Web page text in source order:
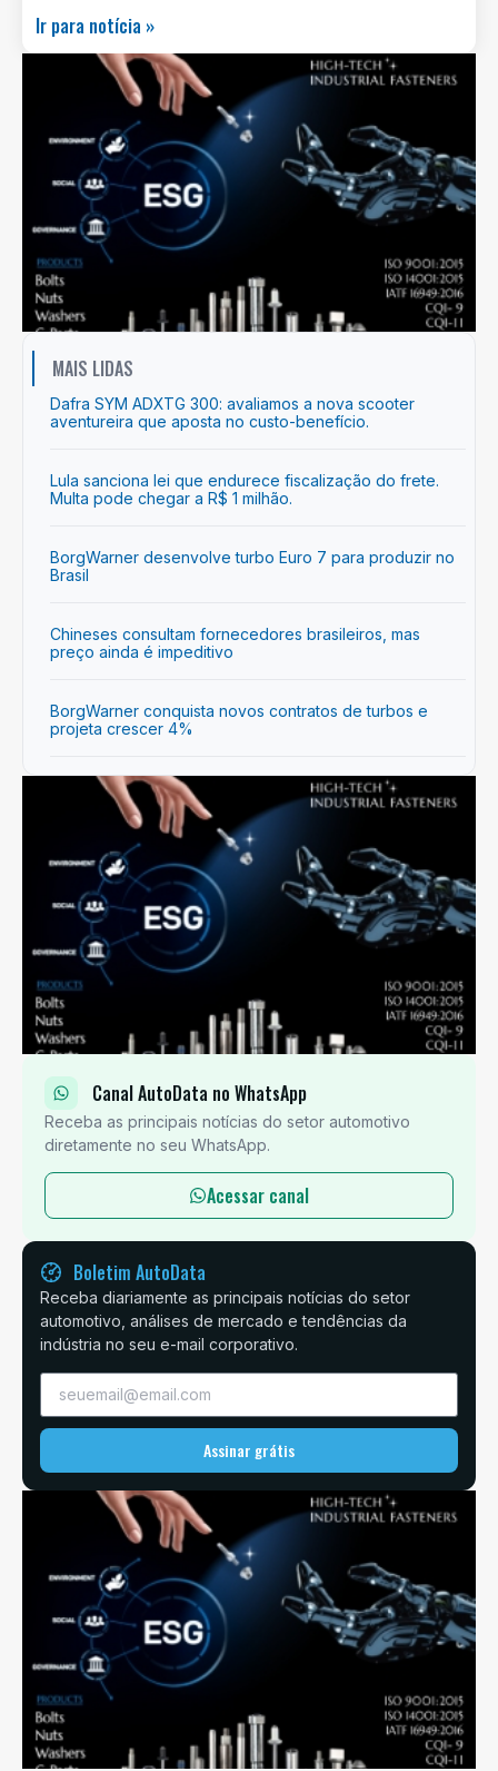
Ir para notícia »
MAIS LIDAS
Dafra SYM ADXTG 300: avaliamos a nova scooter
aventureira que aposta no custo-benefício.
Lula sanciona lei que endurece fiscalização do frete.
Multa pode chegar a R$ 1 milhão.
BorgWarner desenvolve turbo Euro 7 para produzir no
Brasil
Chineses consultam fornecedores brasileiros, mas
preço ainda é impeditivo
BorgWarner conquista novos contratos de turbos e
projeta crescer 4%
Canal AutoData no WhatsApp
Receba as principais notícias do setor automotivo
diretamente no seu WhatsApp.
Acessar canal
Boletim AutoData
Receba diariamente as principais notícias do setor
automotivo, análises de mercado e tendências da
indústria no seu e-mail corporativo.
Assinar grátis